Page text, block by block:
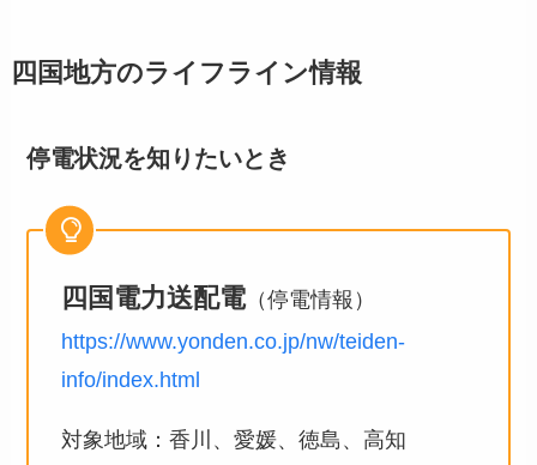
四国地方のライフライン情報
停電状況を知りたいとき
四国電力送配電（停電情報）
https://www.yonden.co.jp/nw/teiden-
info/index.html
対象地域：香川、愛媛、徳島、高知